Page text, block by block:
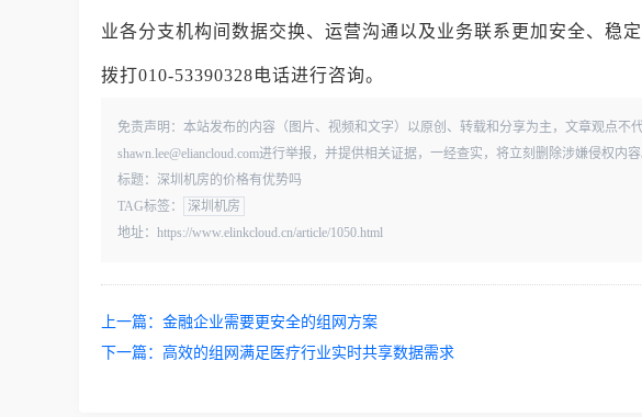
业各分支机构间数据交换、运营沟通以及业务联系更加安全、稳
拨打010-53390328电话进行咨询。
免责声明：本站发布的内容（图片、视频和文字）以原创、转载和分享为主，文章观点不
shawn.lee@eliancloud.com进行举报，并提供相关证据，一经查实，将立刻删除涉嫌侵权内容
标题：深圳机房的价格有优势吗
TAG标签：
深圳机房
地址：https://www.elinkcloud.cn/article/1050.html
上一篇： 金融企业需要更安全的组网方案
下一篇： 高效的组网满足医疗行业实时共享数据需求